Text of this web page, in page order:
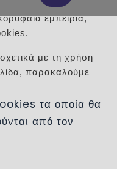
ΜΑΡΜΑΡΑ
εμπειρία,
με τη χρήση
παρακαλούμε
τα οποία θα
από τον